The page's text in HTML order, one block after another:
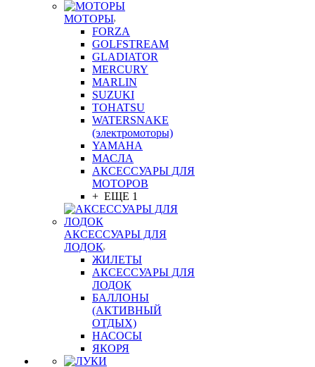
МОТОРЫ
FORZA
GOLFSTREAM
GLADIATOR
MERCURY
MARLIN
SUZUKI
TOHATSU
WATERSNAKE
(электромоторы)
YAMAHA
МАСЛА
АКСЕССУАРЫ ДЛЯ
МОТОРОВ
+ ЕЩЕ 1
АКСЕССУАРЫ ДЛЯ
ЛОДОК
ЖИЛЕТЫ
АКСЕССУАРЫ ДЛЯ
ЛОДОК
БАЛЛОНЫ
(АКТИВНЫЙ
ОТДЫХ)
НАСОСЫ
ЯКОРЯ